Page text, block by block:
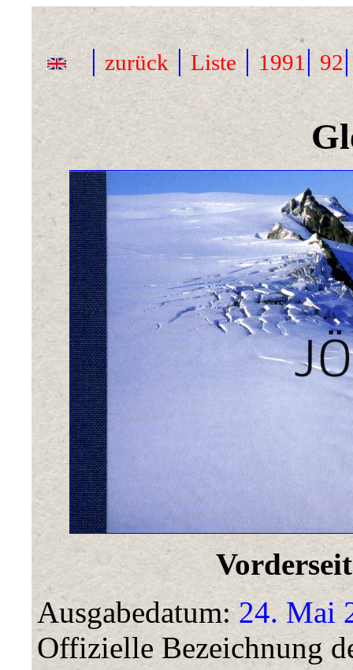
|zurück | Liste | 1991 | 92
Ausgabedatum:24. Mai
Offizielle Bezeichnung